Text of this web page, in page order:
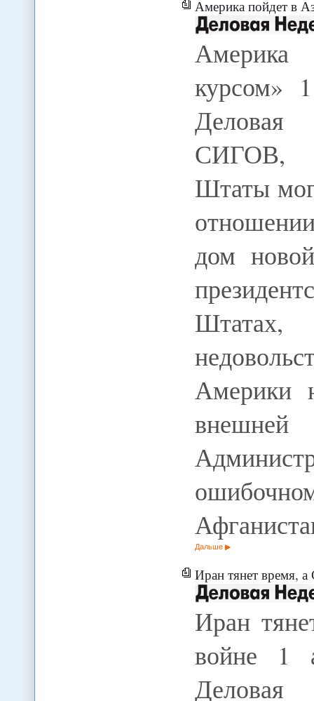
Америка пойдет в
курсом»
СИГОВ,
Штаты
дом
Америки
Дальше
Иран тянет время,
Иран
войне 1